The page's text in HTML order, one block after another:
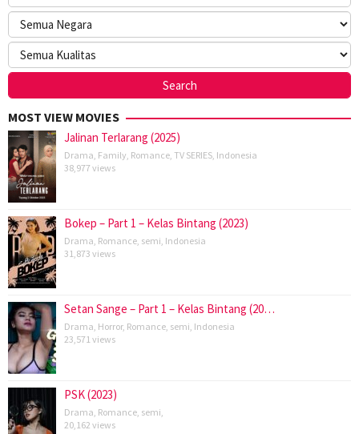
MOST VIEW MOVIES
Jalinan Terlarang (2025)
Drama Family Romance TV SERIES Indonesia
38,977 views
Bokep – Part 1 – Kelas Bintang (2023)
Drama Romance semi Indonesia
31,873 views
Setan Sange – Part 1 – Kelas Bintang (20…
Drama Horror, Romance semi Indonesia
23,571 views
PSK (2023)
Drama Romance semi
20,162 views